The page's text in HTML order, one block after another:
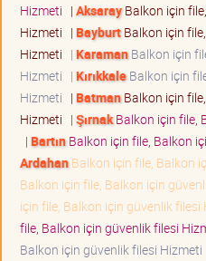
Hizmeti | AksarayBalkon için
Hizmeti | BayburtBalkon için
Hizmeti | KaramanBalkon için
Hizmeti | KırıkkaleBalkon için
Hizmeti | BatmanBalkon için
Hizmeti | ŞırnakBalkon için file,
| BartınBalkon için file, Balkon
ArdahanBalkon için file, Balkon
Balkon için file, Balkon için
için file, Balkon için güvenlik filesi
file, Balkon için güvenlik filesi
Balkon için güvenlik filesi Hizmeti